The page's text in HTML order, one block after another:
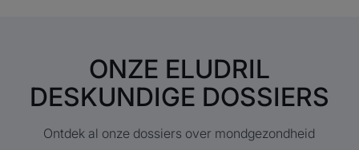
ONZE ELUDRIL
DESKUNDIGE DOSSIERS
Ontdek al onze dossiers over mondgezondheid